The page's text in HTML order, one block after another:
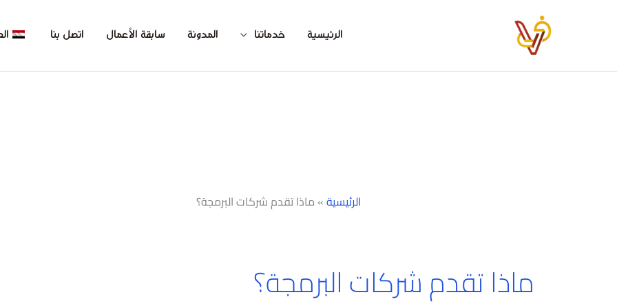
الرئيسية خدماتنا المدونة سابقة الأعمال اتصل بنا
الرئيسية» ماذا تقدم شركات البرمجة؟
ماذا تقدم شركات البرمجة؟